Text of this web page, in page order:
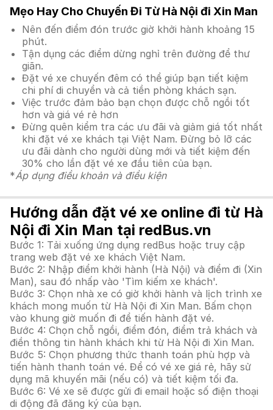
Mẹo Hay Cho Chuyến Đi Từ Hà Nội đi Xin Man
Nên đến điểm đón trước giờ khởi hành khoảng 15
phút.
Tận dụng các điểm dừng nghỉ trên đường để thư
giãn.
Đặt vé xe chuyến đêm có thể giúp bạn tiết kiệm
chi phí di chuyển và cả tiền phòng khách sạn.
Việc trước đảm bảo bạn chọn được chỗ ngồi tốt
hơn và giá vé rẻ hơn
Đừng quên kiểm tra các ưu đãi và giảm giá tốt nhất
khi đặt vé xe khách tại Việt Nam. Đừng bỏ lỡ các
ưu đãi dành cho người dùng mới và tiết kiệm đến
30% cho lần đặt vé xe đầu tiên của bạn.
*Áp dụng điều khoản và điều kiện
Hướng dẫn đặt vé xe online đi từ Hà
Nội đi Xin Man tại redBus.vn
Bước 1: Tải xuống ứng dụng redBus hoặc truy cập
trang web đặt vé xe khách Việt Nam.
Bước 2: Nhập điểm khởi hành (Hà Nội) và điểm đi (Xin
Man), sau đó nhấp vào 'Tìm kiếm xe khách'.
Bước 3: Chọn nhà xe có giờ khởi hành và lịch trình xe
khách mong muốn từ Hà Nội đi Xin Man. Bấm chọn
vào khung giờ muốn đi để tiến hành đặt vé.
Bước 4: Chọn chỗ ngồi, điểm đón, điểm trả khách và
điền thông tin hành khách khi từ Hà Nội đi Xin Man.
Bước 5: Chọn phương thức thanh toán phù hợp và
tiến hành thanh toán vé. Để có vé xe giá rẻ, hãy sử
dụng mã khuyến mãi (nếu có) và tiết kiệm tối đa.
Bước 6: Vé xe sẽ được gửi đi email hoặc số điện thoại
di động đã đăng ký của bạn.